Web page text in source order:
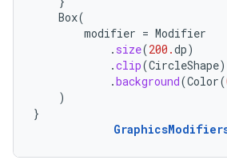
Box(
modifier = Modifier
. size(200.dp)
.clip(CircleShape)
.background(Color(
)
}